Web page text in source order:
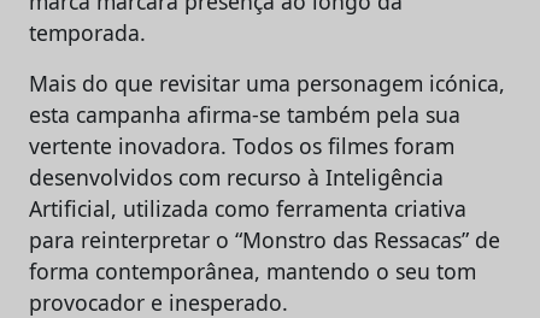
temporada.
Mais do que revisitar uma personagem icónica,
esta campanha afirma-se também pela sua
vertente inovadora. Todos os filmes foram
desenvolvidos com recurso à Inteligência
Artificial, utilizada como ferramenta criativa
para reinterpretar o “Monstro das Ressacas” de
forma contemporânea, mantendo o seu tom
provocador e inesperado.